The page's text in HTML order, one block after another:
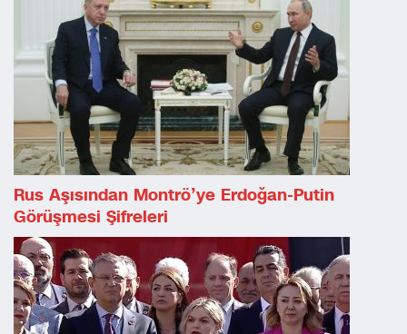
Rus Aşısından Montrö’ye Erdoğan-Putin
Görüşmesi Şifreleri